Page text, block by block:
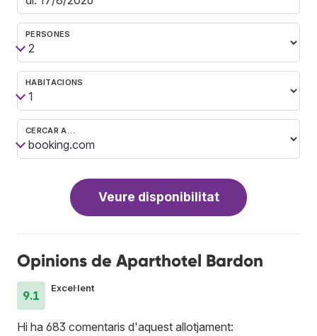
PERSONES
HABITACIONS
CERCAR A…
Veure disponibilitat
Opinions de Aparthotel Bardon
9.1
Excel·lent
Hi ha 683 comentaris d'aquest allotjament: